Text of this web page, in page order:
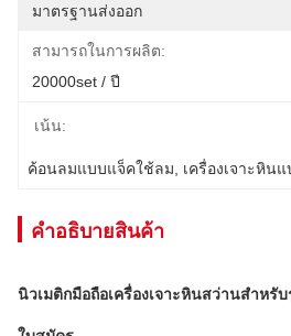
มาตรฐานส่งออก
สามารถในการผลิต:
20000set / ปี
เน้น:
ค้อนลมแบบแจ็คใช้ลม เครื่องเจาะหิน
คําอธิบายสินค้า
นิวเมติกมือถือเครื่องเจาะหินสว่านสำหรั